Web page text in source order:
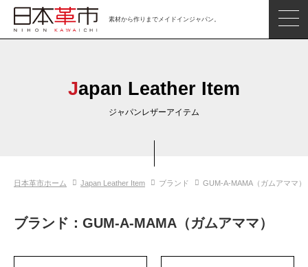
素材から作りまでメイドインジャパン。
革市通信
Japan Leather Item
ジャパンレザーアイテム
日本革市ホーム Japan Leather Item ブランド GUM-A-MAMA（ガムアママ）
ブランド：GUM-A-MAMA（ガムアママ）